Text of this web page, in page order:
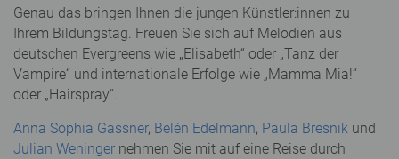
Genau das bringen Ihnen die jungen Künstler:innen zu
Ihrem Bildungstag. Freuen Sie sich auf Melodien aus
deutschen Evergreens wie „Elisabeth“ oder „Tanz der
Vampire“ und internationale Erfolge wie „Mamma Mia!“
oder „Hairspray“.
Anna Sophia Gassner, Belén Edelmann, Paula Bresnik und
Julian Weninger nehmen Sie mit auf eine Reise durch